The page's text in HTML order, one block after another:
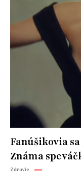
Fanúšikovia
Známa
Zdravie